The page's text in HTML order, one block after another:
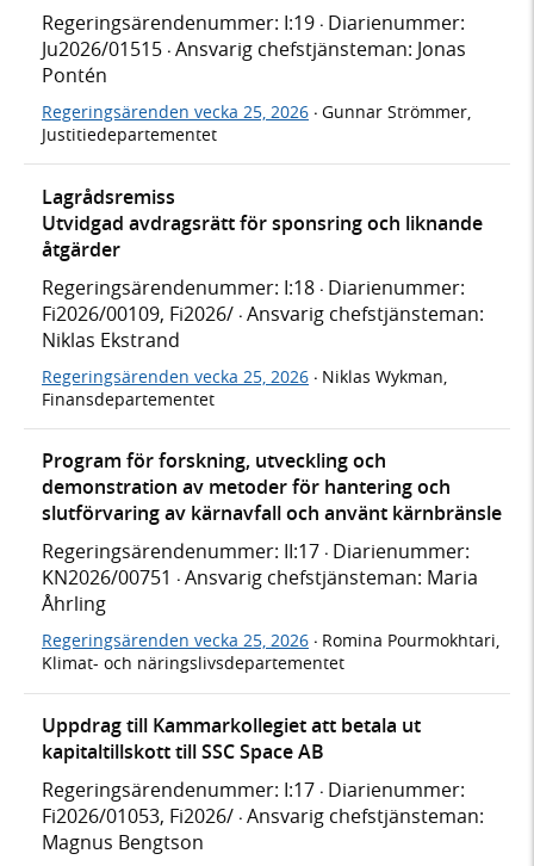
Regeringsärendenummer: I:19 · Diarienummer:
Ju2026/01515 · Ansvarig chefstjänsteman: Jonas
Pontén
Regeringsärenden vecka 25, 2026 · Gunnar Strömmer,
Justitiedepartementet
Lagrådsremiss
Utvidgad avdragsrätt för sponsring och liknande
åtgärder
Regeringsärendenummer: I:18 · Diarienummer:
Fi2026/00109, Fi2026/ · Ansvarig chefstjänsteman:
Niklas Ekstrand
Regeringsärenden vecka 25, 2026 · Niklas Wykman,
Finansdepartementet
Program för forskning, utveckling och
demonstration av metoder för hantering och
slutförvaring av kärnavfall och använt kärnbränsle
Regeringsärendenummer: II:17 · Diarienummer:
KN2026/00751 · Ansvarig chefstjänsteman: Maria
Åhrling
Regeringsärenden vecka 25, 2026 · Romina Pourmokhtari,
Klimat- och näringslivsdepartementet
Uppdrag till Kammarkollegiet att betala ut
kapitaltillskott till SSC Space AB
Regeringsärendenummer: I:17 · Diarienummer:
Fi2026/01053, Fi2026/ · Ansvarig chefstjänsteman:
Magnus Bengtson